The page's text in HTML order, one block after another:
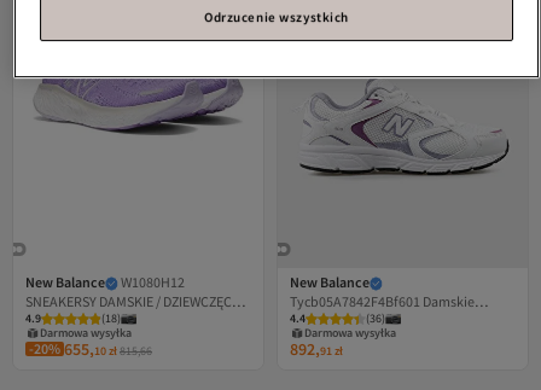
New Balance
W1080H12
SNEAKERSY DAMSKIE / DZIEWCZĘCE
ELEKTRYCZNY FIOLET
4.9 (18)
Darmowa wysyłka
-20% 655,10zł815,66
New Balance
Tycb05A7842F4Bf601 Damskie
trampki Ml408Pl
4.4 (36)
Darmowa wysyłka
892,91zł
Odrzucenie wszystkich